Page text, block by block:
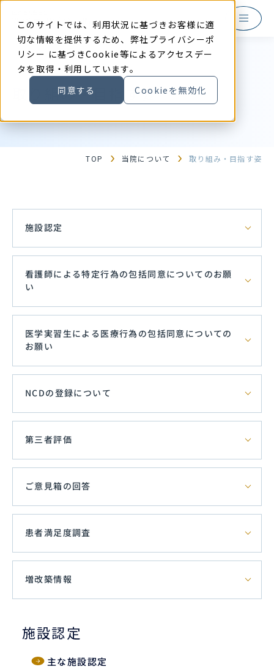
このサイトでは、利用状況に基づきお客様に適
切な情報を提供するため、弊社プライバシーポ
リシー に基づきCookie等によるアクセスデー
タを取得・利用しています。
同意する
Cookieを無効化
本
取り組み・目指す姿
TOP 当院について 取り組み・目指す姿
施設認定
看護師による特定行為の包括同意についてのお願
い
医学実習生による医療行為の包括同意についての
お願い
NCDの登録について
第三者評価
ご意見箱の回答
患者満足度調査
増改築情報
施設認定
主な施設認定